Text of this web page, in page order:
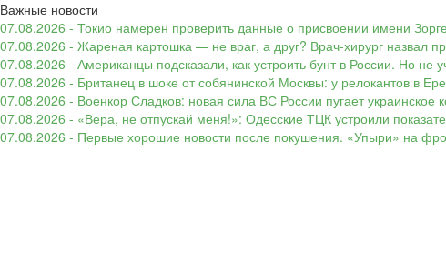
Важные новости
07.08.2026 - Токио намерен проверить данные о присвоении имени
07.08.2026 - Жареная картошка — не враг, а друг? Врач-хирург назвал
07.08.2026 - Американцы подсказали, как устроить бунт в России. Но не
07.08.2026 - Британец в шоке от собянинской Москвы: у релокантов в
07.08.2026 - Военкор Сладков: новая сила ВС России пугает
07.08.2026 - «Вера, не отпускай меня!»: Одесские ТЦК устроили
07.08.2026 - Первые хорошие новости после покушения. «Упыри» на